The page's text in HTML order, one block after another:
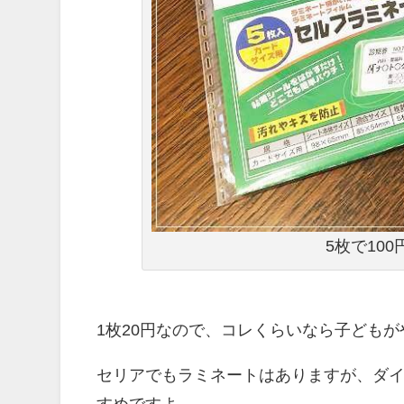
5枚で100
1枚20円なので、コレくらいなら子ども
セリアでもラミネートはありますが、ダ